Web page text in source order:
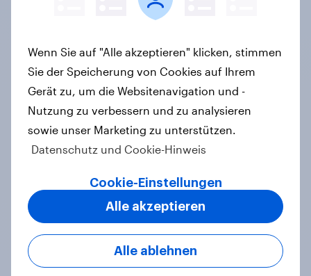
[On-Demand Webinar] Mehr
in den Jahresgesprächen
Der Brotmarkt schrumpft -
Klassische Bäckereien werden
häufiger bei SB-Backstationen
Kids@Screens: Eine Studie von
Wenn Sie auf "Alle akzeptieren" klicken, stimmen
Sie der Speicherung von Cookies auf Ihrem
Gerät zu, um die Websitenavigation und -
Nutzung zu verbessern und zu analysieren
sowie unser Marketing zu unterstützen.
Datenschutz und Cookie-Hinweis
Cookie-Einstellungen
Alle ablehnen
Alle akzeptieren